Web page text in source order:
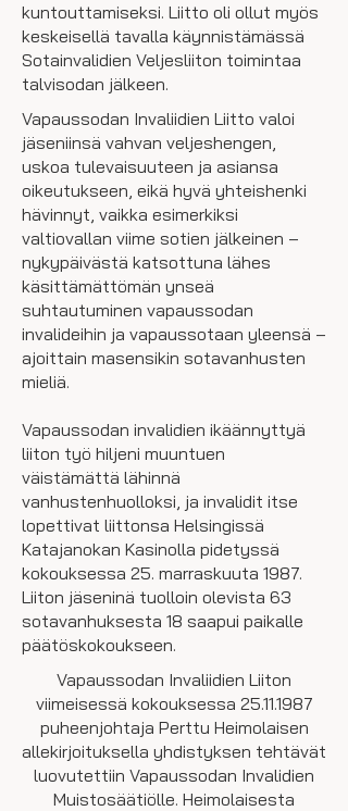
kuntouttamiseksi. Liitto oli ollut myös
keskeisellä tavalla käynnistämässä
Sotainvalidien Veljesliiton toimintaa
talvisodan jälkeen.
Vapaussodan Invaliidien Liitto valoi
jäseniinsä vahvan veljeshengen,
uskoa tulevaisuuteen ja asiansa
oikeutukseen, eikä hyvä yhteishenki
hävinnyt, vaikka esimerkiksi
valtiovallan viime sotien jälkeinen –
nykypäivästä katsottuna lähes
käsittämättömän ynseä
suhtautuminen vapaussodan
invalideihin ja vapaussotaan yleensä –
ajoittain masensikin sotavanhusten
mieliä.
Vapaussodan invalidien ikäännyttyä
liiton työ hiljeni muuntuen
väistämättä lähinnä
vanhustenhuolloksi, ja invalidit itse
lopettivat liittonsa Helsingissä
Katajanokan Kasinolla pidetyssä
kokouksessa 25. marraskuuta 1987.
Liiton jäseninä tuolloin olevista 63
sotavanhuksesta 18 saapui paikalle
päätöskokoukseen.
Vapaussodan Invaliidien Liiton
viimeisessä kokouksessa 25.11.1987
puheenjohtaja Perttu Heimolaisen
allekirjoituksella yhdistyksen tehtävät
luovutettiin Vapaussodan Invalidien
Muistosäätiölle. Heimolaisesta